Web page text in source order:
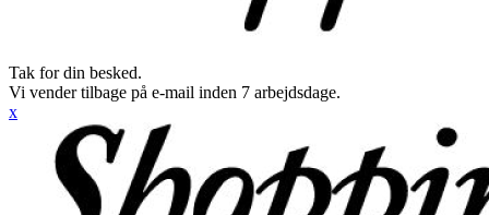
Tak for din besked.
Vi vender tilbage på e-mail inden 7 arbejdsdage.
x